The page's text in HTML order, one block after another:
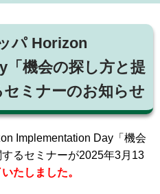
パ Horizon
機会の探し方と提
ミナーのお知らせ
Implementation Day「機会
るセミナーが2025年3月13
たしました。